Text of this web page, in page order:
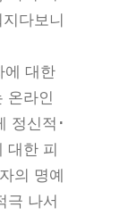
다보니
에 대한
온라인
정신적･
대한 피
의 명예
극 나서